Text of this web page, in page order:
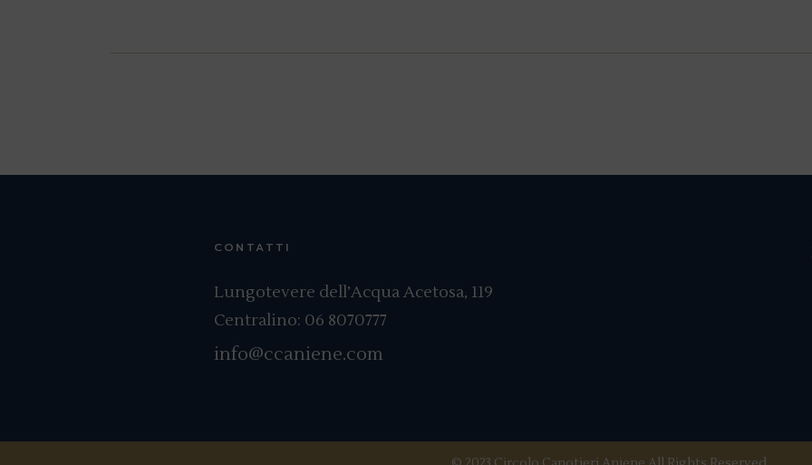
CONTATTI
Lungotevere dell’Acqua Acetosa, 119
Centralino: 06 8070777
info@ccaniene.com